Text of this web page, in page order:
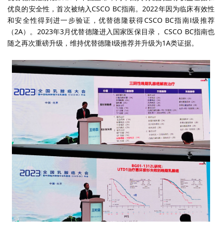
优良的安全性，首次被纳入CSCO BC指南。2022年因为临床有效性
和安全性得到进一步验证，优替德隆获得CSCO BC指南Ⅰ级推荐
（2A）。 2023年3月优替德隆进入国家医保目录，CSCO BC指南也
随之再次重磅升级，维持优替德隆Ⅰ级推荐并升级为1A类证据。